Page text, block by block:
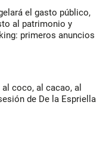
el gasto público,
al patrimonio y
primeros anuncios
coco, al cacao, al
de De la Espriella